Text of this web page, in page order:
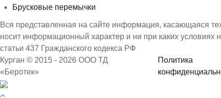
Брусковые перемычки
Вся представленная на сайте информация, касающаяся
носит информационный характер и ни при каких
статьи 437 Гражданского кодекса РФ
Курган © 2015 - 2026 ООО ТД
«Беротек»
Политика